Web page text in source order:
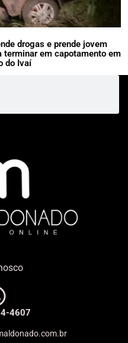
drogas e prende jovem
terminar em capotamento em
do Ivaí
4607